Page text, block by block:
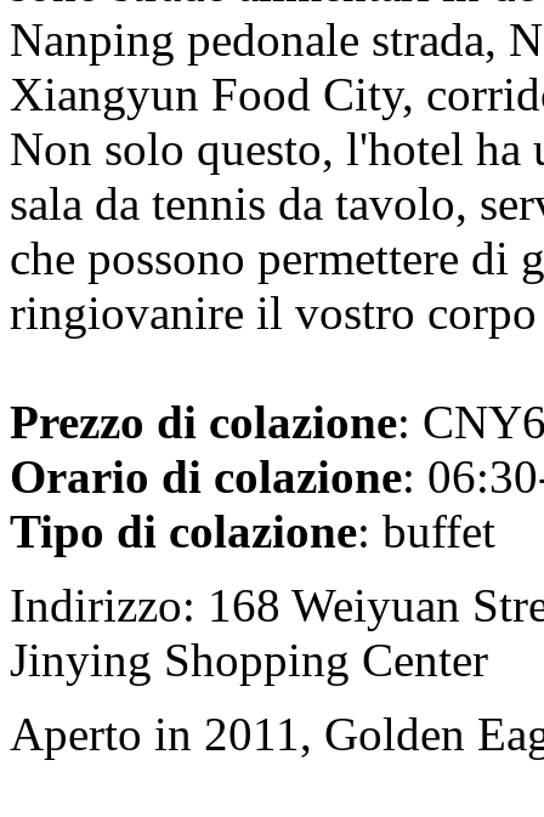
Nanping pedonale strada,
Xiangyun Food City,
Non solo questo, l'hotel ha
sala da tennis da tavolo,
che possono permettere di
ringiovanire il vostro corpo
Prezzo di colazione:
Orario di colazione:
Tipo di colazione: buffet
Indirizzo: 168 Weiyuan
Jinying Shopping Center
Aperto in 2011, Golden